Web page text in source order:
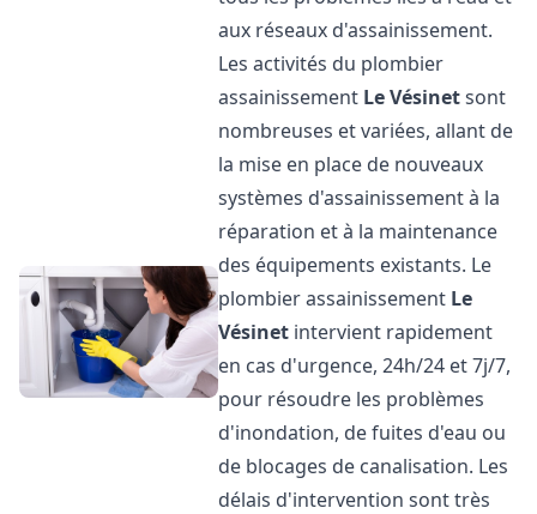
aux réseaux d'assainissement.
Les activités du plombier
assainissement Le Vésinetsont
nombreuses et variées, allant de
la mise en place de nouveaux
systèmes d'assainissement à la
réparation et à la maintenance
des équipements existants. Le
plombier assainissement Le
Vésinet intervient rapidement
en cas d'urgence, 24h/24 et 7j/7,
pour résoudre les problèmes
d'inondation, de fuites d'eau ou
de blocages de canalisation. Les
délais d'intervention sont très